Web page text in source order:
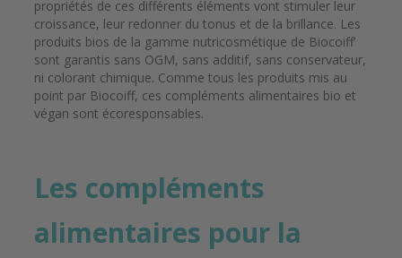
propriétés de ces différents éléments vont stimuler leur
croissance, leur redonner du tonus et de la brillance. Les
produits bios de la gamme nutricosmétique de Biocoiff’
sont garantis sans OGM, sans additif, sans conservateur,
ni colorant chimique. Comme tous les produits mis au
point par Biocoiff, ces compléments alimentaires bio et
végan sont écoresponsables.
Les compléments
alimentaires pour la